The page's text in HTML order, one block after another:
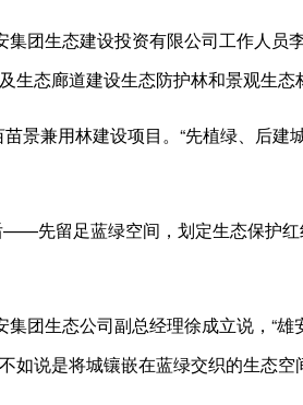
集团生态建设投资有限公司工作人
态廊道建设生态防护林和景观生态
景兼用林建设项目。“先植绿、后建
——先留足蓝绿空间，划定生态保护
集团生态公司副总经理徐成立说，“
如说是将城镶嵌在蓝绿交织的生态空